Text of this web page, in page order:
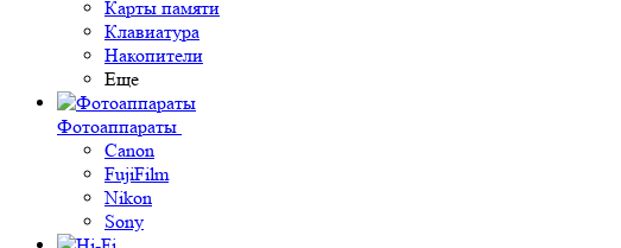
Карты памяти
Клавиатура
Накопители
Еще
Фотоаппараты
Canon
FujiFilm
Nikon
Sony